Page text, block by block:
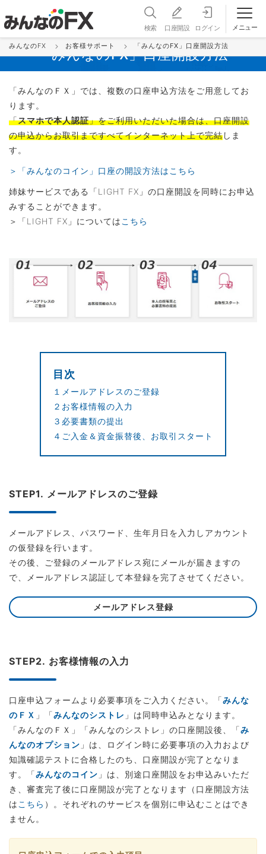
検索 口座開設 ログイン メニュー
「みんなのFX」口座開設方法
みんなのFX お客様サポート 「みんなのFX」口座開設方法
「みんなのＦＸ」では、複数の口座申込方法をご用意してお
ります。
「スマホで本人認証」をご利用いただいた場合は、口座開設
の申込からお取引まですべてインターネット上で完結しま
す。
＞「みんなのコイン」口座の開設方法はこちら
姉妹サービスである「LIGHT FX」の口座開設を同時にお申込
みすることができます。
＞「LIGHT FX」については こちら
目次
１メールアドレスのご登録
２お客様情報の入力
３必要書類の提出
４ご入金＆資金振替後、お取引スタート
STEP1. メールアドレスのご登録
メールアドレス、パスワード、生年月日を入力しアカウント
の仮登録を行います。
その後、ご登録のメールアドレス宛にメールが届きますの
で、メールアドレス認証して本登録を完了させてください。
メールアドレス登録
STEP2. お客様情報の入力
口座申込フォームより必要事項をご入力ください。「みんな
のＦＸ 」「みんなのシストレ 」は同時申込みとなります。
「みんなのＦＸ」「みんなのシストレ」の口座開設後、「み
んなのオプション 」は、ログイン時に必要事項の入力および
知識確認テストに合格したのち、口座開設が完了となりま
す。「みんなのコイン 」は、別途口座開設をお申込みいただ
き、審査完了後に口座開設が完了となります（口座開設方法
は こちら ）。それぞれのサービスを個別に申込むことはでき
ません。